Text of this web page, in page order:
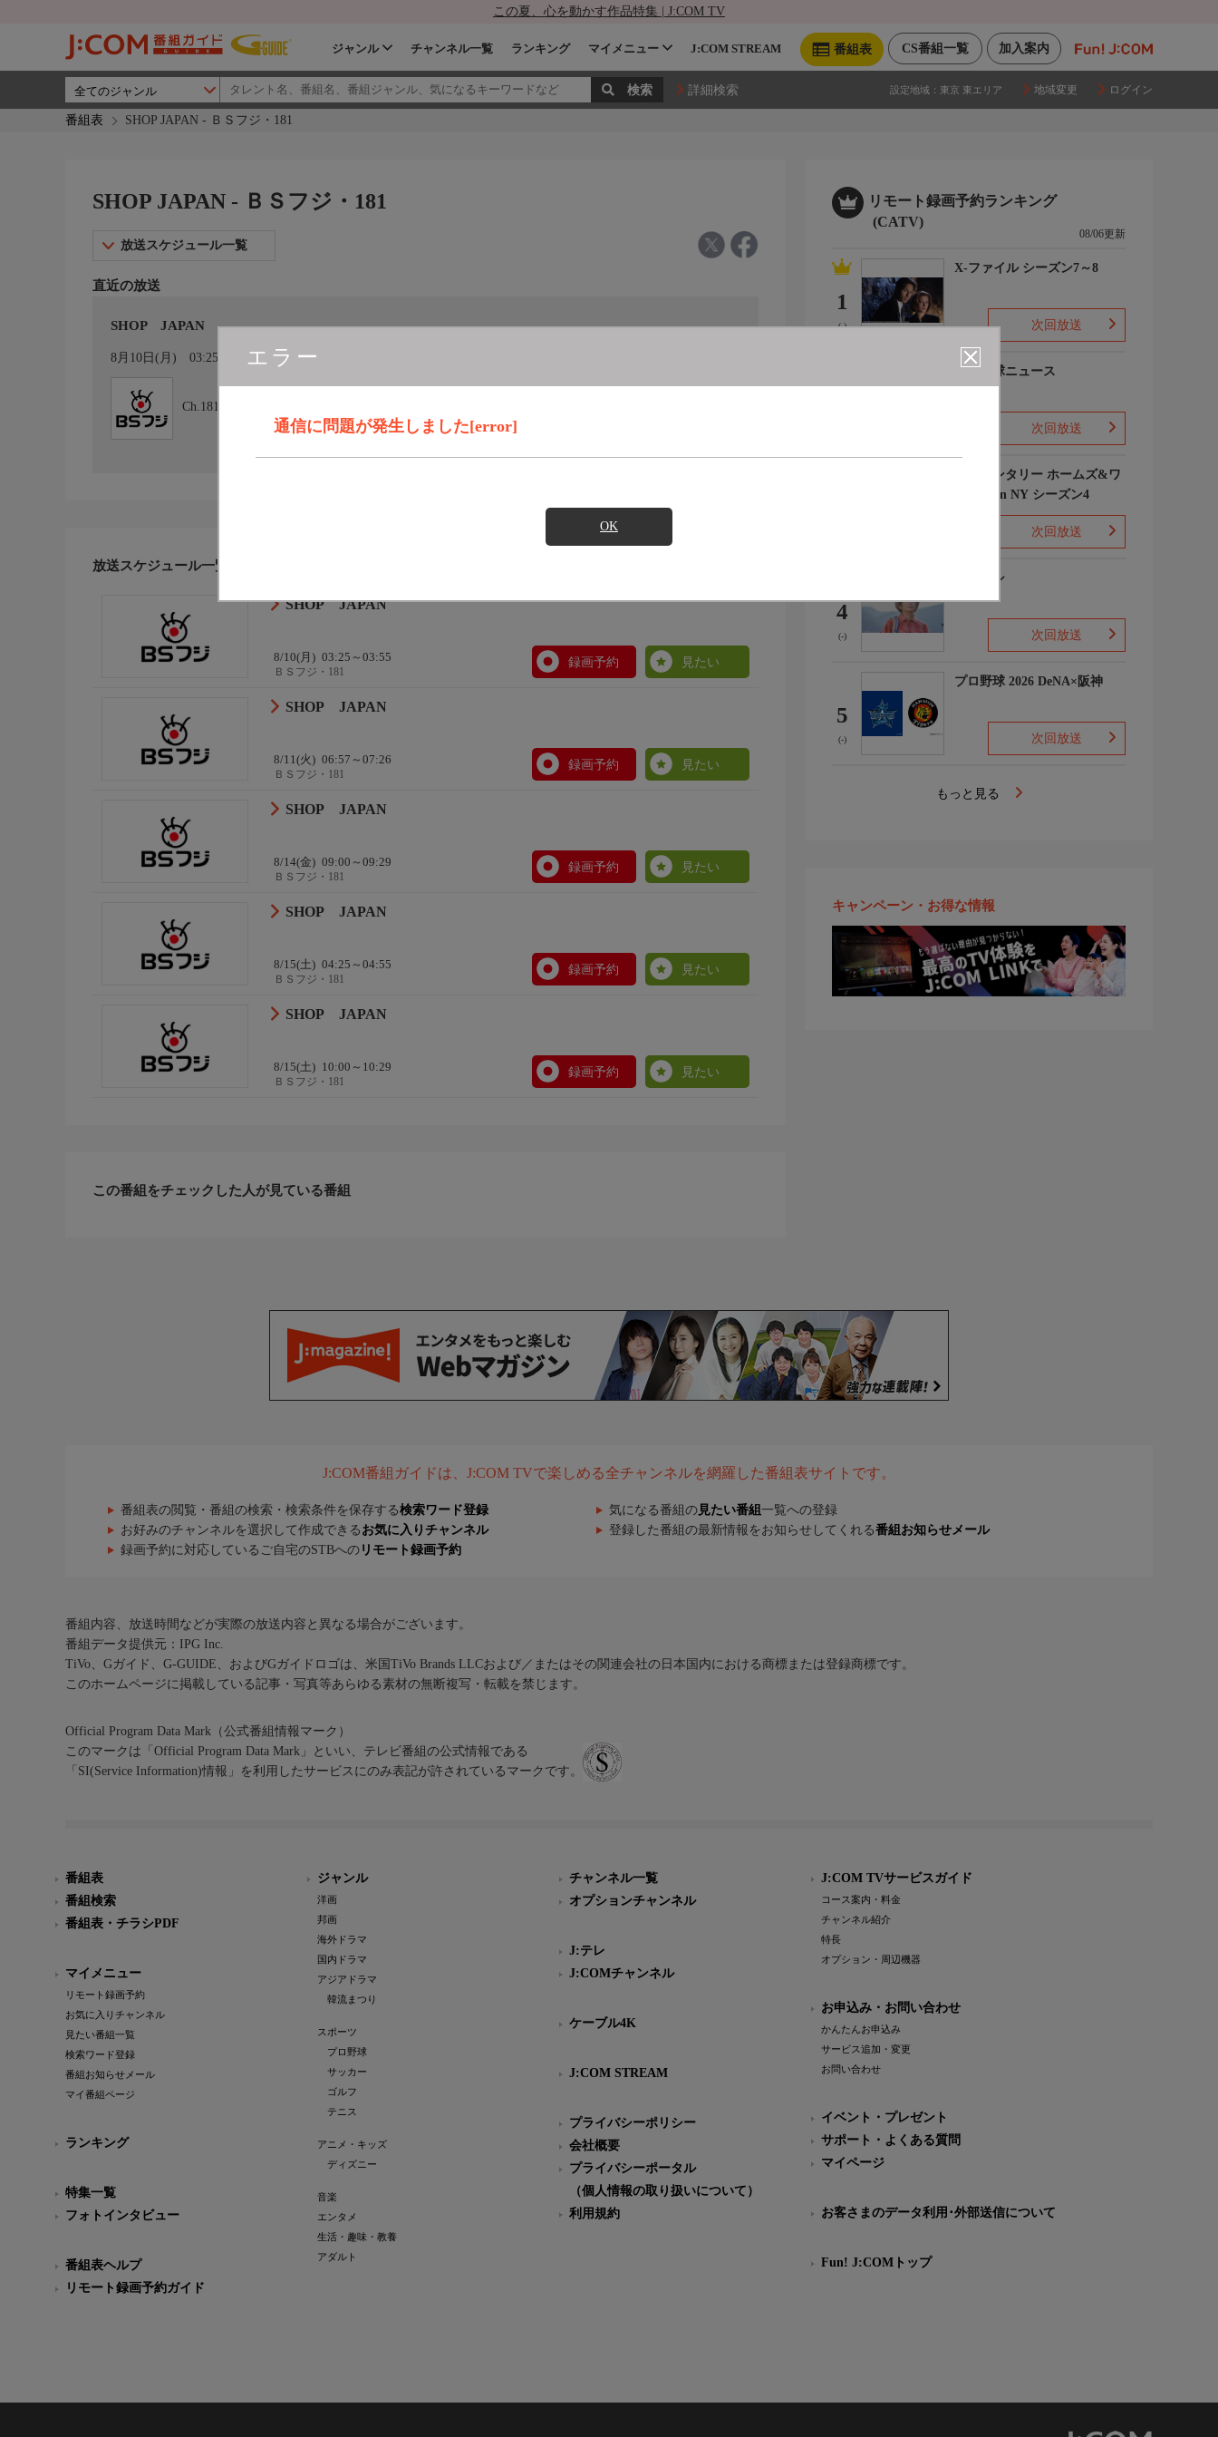
この夏、心を動かす作品特集 | J:COM TV
加入案内
CS番組一覧
番組表
ジャンル チャンネル一覧 ランキング マイメニュー J:COM STREAM
詳細検索 設定地域： 東京 東エリア 地域変更 ログイン
番組表 SHOP JAPAN - ＢＳフジ・181
エラー
通信に問題が発生しました[error]
OK
SHOP JAPAN - ＢＳフジ・181
放送スケジュール一覧
直近の放送
SHOP JAPAN
8月10日(月) 03:25〜03:55 カレンダー登録
Ch.181
放送スケジュール一覧
SHOP JAPAN
8/10(月) 03:25～03:55
ＢＳフジ・181
録画予約 見たい
SHOP JAPAN
8/11(火) 06:57～07:26
ＢＳフジ・181
録画予約 見たい
SHOP JAPAN
8/14(金) 09:00～09:29
ＢＳフジ・181
録画予約 見たい
SHOP JAPAN
8/15(土) 04:25～04:55
ＢＳフジ・181
録画予約 見たい
SHOP JAPAN
8/15(土) 10:00～10:29
ＢＳフジ・181
録画予約 見たい
この番組をチェックした人が見ている番組
リモート録画予約ランキング
(CATV)
08/06更新
1
(-)
X-ファイル シーズン7～8
次回放送
プロ野球ニュース
次回放送
エレメンタリー ホームズ&ワ
トソン in NY シーズン4
次回放送
4
(-)
下山メシ
次回放送
5
(-)
プロ野球 2026 DeNA×阪神
次回放送
もっと見る
キャンペーン・お得な情報
J:COM番組ガイドは、J:COM TVで楽しめる全チャンネルを網羅した番組表サイトです。
番組表の閲覧・番組の検索・検索条件を保存する検索ワード登録 気になる番組の 見たい番組 一覧への登録
お好みのチャンネルを選択して作成できる お気に入りチャンネル 登録した番組の最新情報をお知らせしてくれる番組お知らせメール
録画予約に対応しているご自宅のSTBへの リモート録画予約
番組内容、放送時間などが実際の放送内容と異なる場合がございます。
番組データ提供元：IPG Inc.
TiVo、Gガイド、G-GUIDE、およびGガイドロゴは、米国TiVo Brands LLCおよび／またはその関連会社の日本国内における商標または登録商標です。
このホームページに掲載している記事・写真等あらゆる素材の無断複写・転載を禁じます。
Official Program Data Mark（公式番組情報マーク）
このマークは「Official Program Data Mark」といい、テレビ番組の公式情報である
「SI(Service Information)情報」を利用したサービスにのみ表記が許されているマークです。
番組表
番組検索
番組表・チラシPDF
マイメニュー
リモート録画予約
お気に入りチャンネル
見たい番組一覧
検索ワード登録
番組お知らせメール
マイ番組ページ
ランキング
特集一覧
フォトインタビュー
番組表ヘルプ
リモート録画予約ガイド
ジャンル
洋画
邦画
海外ドラマ
国内ドラマ
アジアドラマ
韓流まつり
スポーツ
プロ野球
サッカー
ゴルフ
テニス
アニメ・キッズ
ディズニー
音楽
エンタメ
生活・趣味・教養
アダルト
チャンネル一覧
オプションチャンネル
J:テレ
J:COMチャンネル
ケーブル4K
J:COM STREAM
プライバシーポリシー
会社概要
プライバシーポータル
（個人情報の取り扱いについて）
利用規約
J:COM TVサービスガイド
コース案内・料金
チャンネル紹介
特長
オプション・周辺機器
お申込み・お問い合わせ
かんたんお申込み
サービス追加・変更
お問い合わせ
イベント・プレゼント
サポート・よくある質問
マイページ
お客さまのデータ利用･外部送信について
Fun! J:COMトップ